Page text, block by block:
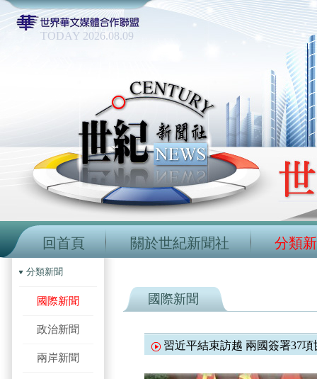
TODAY 2026.08.09
回首頁 關於世紀新聞社 分類
分類新聞
國際新聞
政治新聞
兩岸新聞
國際新聞
習近平結束訪越 兩國簽署37項